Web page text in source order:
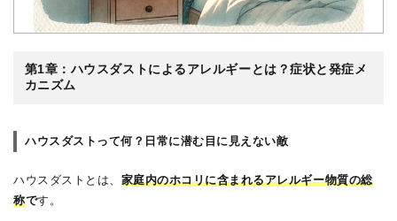
第1章：ハウスダストによるアレルギーとは？症状と発症メ
カニズム
ハウスダストって何？日常に潜む目に見えない敵
ハウスダストとは、 家庭内のホコリに含まれるアレルギー物質の総
称です。